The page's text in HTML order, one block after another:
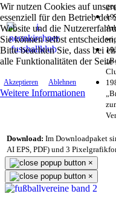
Wir nutzen Cookies auf
essenziell für den Betrieb der
Website und die
Sie können selbst
Bitte beachten Sie, dass bei
alle Funktionalitäten der
Akzeptieren Ablehnen
Weitere Informationen
Download: Im Downloadpaket
AI EPS, PDF) und 3
×
×